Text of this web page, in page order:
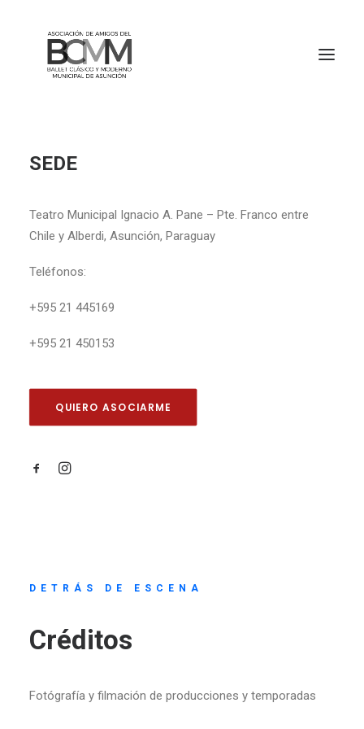
SEDE
Teatro Municipal Ignacio A. Pane – Pte. Franco entre
Chile y Alberdi, Asunción, Paraguay
Teléfonos:
+595 21 445169
+595 21 450153
QUIERO ASOCIARME
DETRÁS DE ESCENA
Créditos
Fotógrafía y filmación de producciones y temporadas